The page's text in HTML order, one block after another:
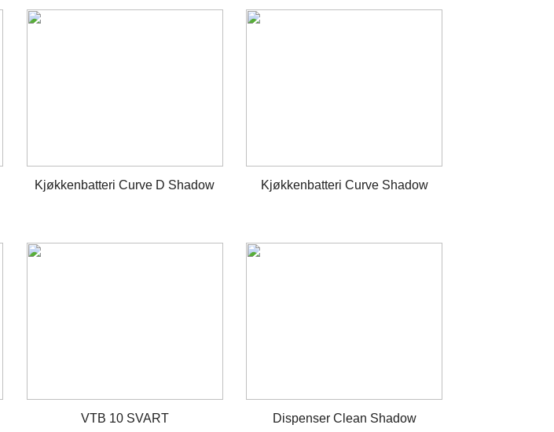
Kjøkkenbatteri Curve D Shadow Kjøkkenbatteri Curve Shadow
VTB 10 SVART
Dispenser Clean Shadow